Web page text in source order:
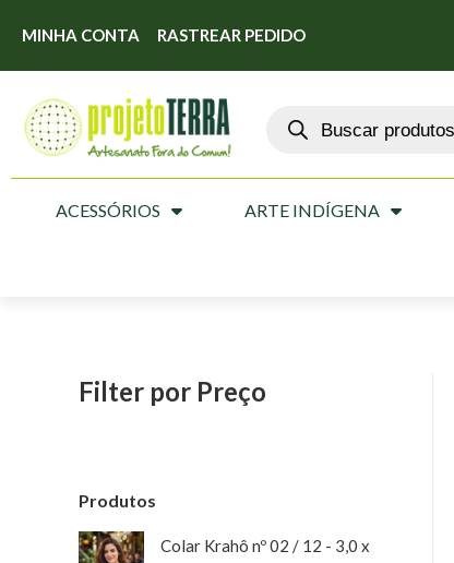
MINHA CONTA RASTREAR PEDIDO
ACESSÓRIOS ARTE INDÍGENA
Filter por Preço
Produtos
Colar Krahô nº 02 / 12 - 3,0 x